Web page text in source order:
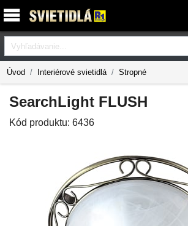
Vyhľadávanie
Úvod Interiérové svietidlá Stropné
SearchLight FLUSH
Kód produktu: 6436